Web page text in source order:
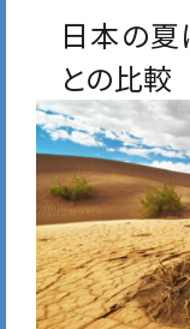
日本の
との比較